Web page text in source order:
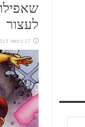
לעצור
17 בינואר 2015